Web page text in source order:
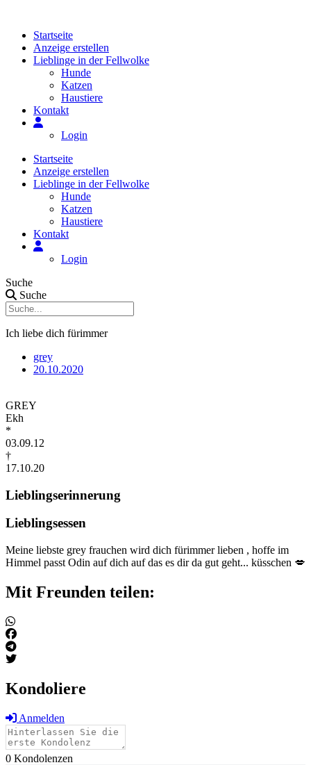
springenStartseite
Anzeige erstellen
Lieblinge in der Fellwolke
Hunde
Katzen
Haustiere
Kontakt
Login
Startseite
Anzeige erstellen
Lieblinge in der Fellwolke
Hunde
Katzen
Haustiere
Kontakt
Login
Suche
Suche
Ich liebe dich fürimmer
grey
20.10.2020
GREY
Ekh
*
03.09.12
†
17.10.20
Lieblingserinnerung
Lieblingsessen
Meine liebste grey frauchen wird dich fürimmer lieben , hoffe im
Himmel passt Odin auf dich auf das es dir da gut geht... küsschen 💋
Mit Freunden teilen:
Kondoliere
Anmelden
0 Kondolenzen